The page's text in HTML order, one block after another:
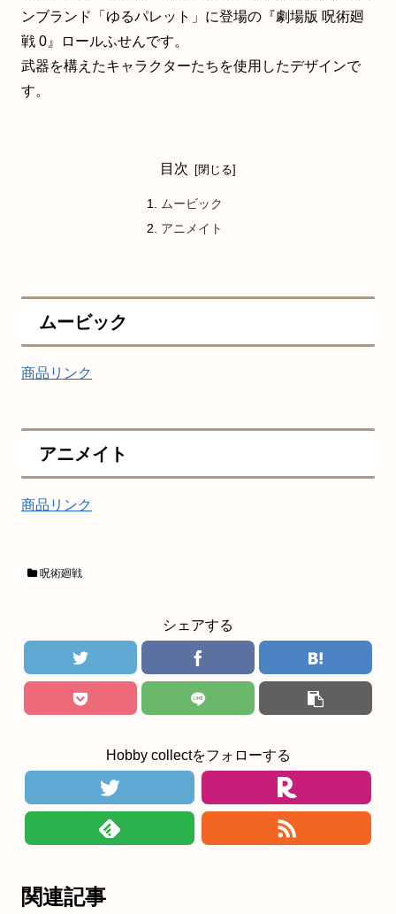
ンブランド「ゆるパレット」に登場の『劇場版 呪術廻
戦 0』ロールふせんです。
武器を構えたキャラクターたちを使用したデザインで
す。
目次
ムービック
アニメイト
ムービック
商品リンク
アニメイト
商品リンク
呪術廻戦
シェアする
Hobby collectをフォローする
関連記事